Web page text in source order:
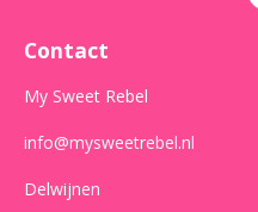
k
r
a
m
Contact
My Sweet Rebel
info@mysweetrebel.nl
Delwijnen